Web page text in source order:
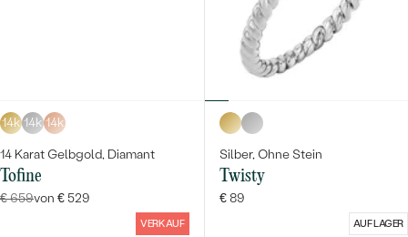
14k 14k 14k
14 Karat Gelbgold, Diamant
Tofine
€ 659von € 529
VERKAUF
Silber, Ohne Stein
Twisty
€ 89
AUF LAGER